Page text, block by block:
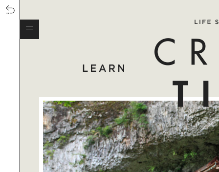
い住まい｜TATO DESIGN代表 大山
啓氏に学ぶ、暮らしの照明術
MOCKTAIL｜ノンアルコールカクテ
ルがクリエイティブに進化